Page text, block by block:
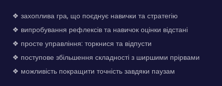
❖ захоплива гра, що поєднує навички та стратегію
❖ випробування рефлексів та навичок оцінки відстані
❖ просте управління: торкнися та відпусти
❖ поступове збільшення складності з ширшими прірвами
❖ можливість покращити точність завдяки паузам